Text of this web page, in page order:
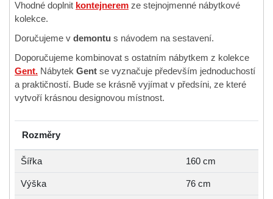
Vhodné doplnit kontejnerem ze stejnojmenné nábytkové
kolekce.
Doručujeme v demontu s návodem na sestavení.
Doporučujeme kombinovat s ostatním nábytkem z kolekce
Gent. Nábytek Gent se vyznačuje především jednoduchostí
a praktičností. Bude se krásně vyjímat v předsíni, ze které
vytvoří krásnou designovou místnost.
Rozměry
Šířka 160 cm
Výška 76 cm